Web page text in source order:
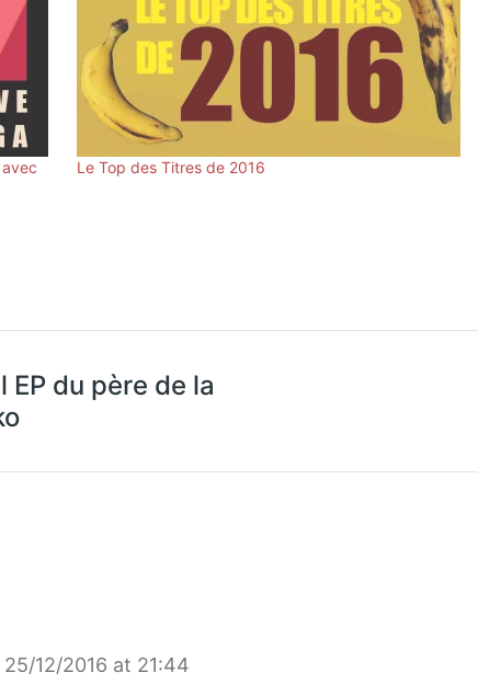
Le Top des Titres de 2016
EP du père de la
25/12/2016 at 21:44